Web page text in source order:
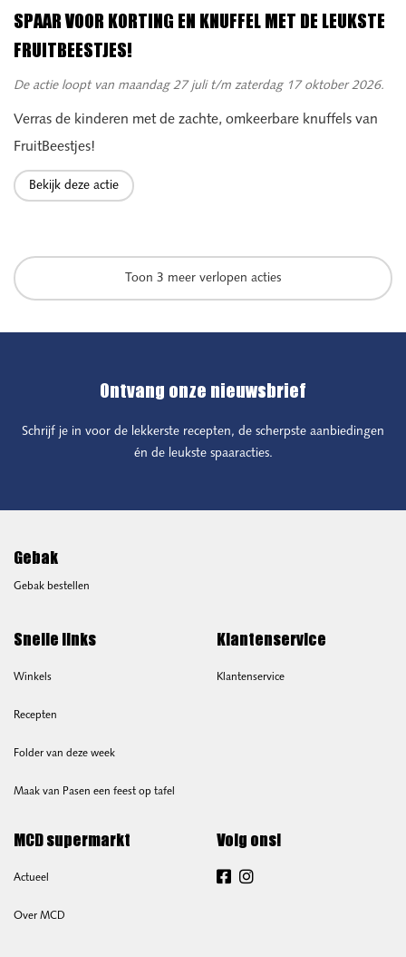
SPAAR VOOR KORTING EN KNUFFEL MET DE LEUKSTE
FRUITBEESTJES!
De actie loopt van maandag 27 juli t/m zaterdag 17 oktober 2026.
Verras de kinderen met de zachte, omkeerbare knuffels van
FruitBeestjes!
Bekijk deze actie : SPAAR VOOR KORTING EN KNUFFEL MET DE
Toon 3 meer verlopen acties
Ontvang onze nieuwsbrief
Schrijf je in voor de lekkerste recepten, de scherpste aanbiedingen
én de leukste spaaracties.
Gebak
Gebak bestellen
Snelle links
Winkels
Recepten
Folder van deze week
Maak van Pasen een feest op tafel
Klantenservice
Klantenservice
MCD supermarkt
Actueel
Over MCD
Volg ons!
Facebook